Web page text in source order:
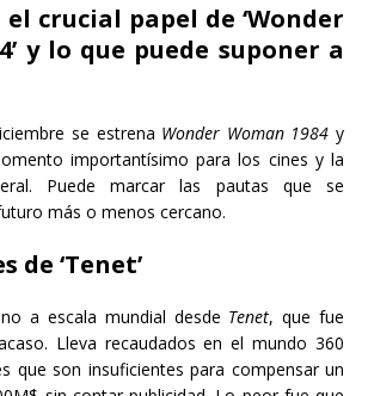
crucial papel de ‘Wonder
y lo que puede suponer a
se estrena Wonder Woman 1984 y
importantísimo para los cines y la
Puede marcar las pautas que se
más o menos cercano.
de ‘Tenet’
a escala mundial desde Tenet, que fue
Lleva recaudados en el mundo 360
que son insuficientes para compensar un